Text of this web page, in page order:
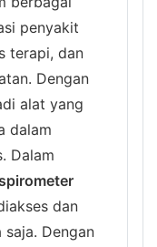
penyakit
terapi, dan
Dengan
alat yang
dalam
Dalam
spirometer
dan
Dengan